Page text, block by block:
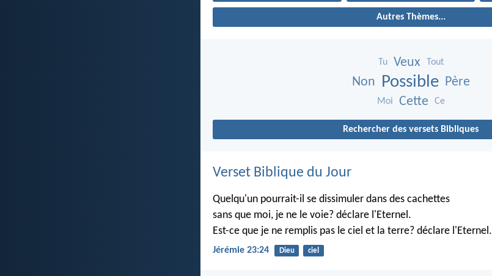
Autres Thèmes...
Tu Veux Tout
Non Possible Père
Moi Cette Ce
Rechercher des versets Bibliques
Verset Biblique du Jour
Quelqu'un pourrait-il se dissimuler dans des cachettes
sans que moi, je ne le voie? déclare l'Eternel.
Est-ce que je ne remplis pas le ciel et la terre? déclare l'Eternel.
Jérémie 23:24 Dieu ciel